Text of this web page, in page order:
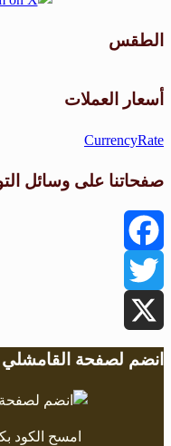
الطقس
أسعار العملات
CurrencyRate
صفحاتنا على وسائل
Facebook
Twitter
X
انضم لصفحة
امسح الكود